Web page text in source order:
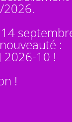
:
2026-10 !
!